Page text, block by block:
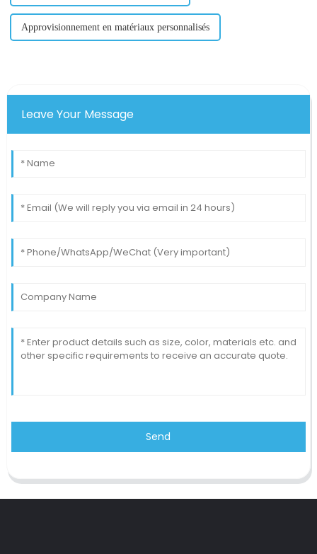
Approvisionnement en matériaux personnalisés
Leave Your Message
Send